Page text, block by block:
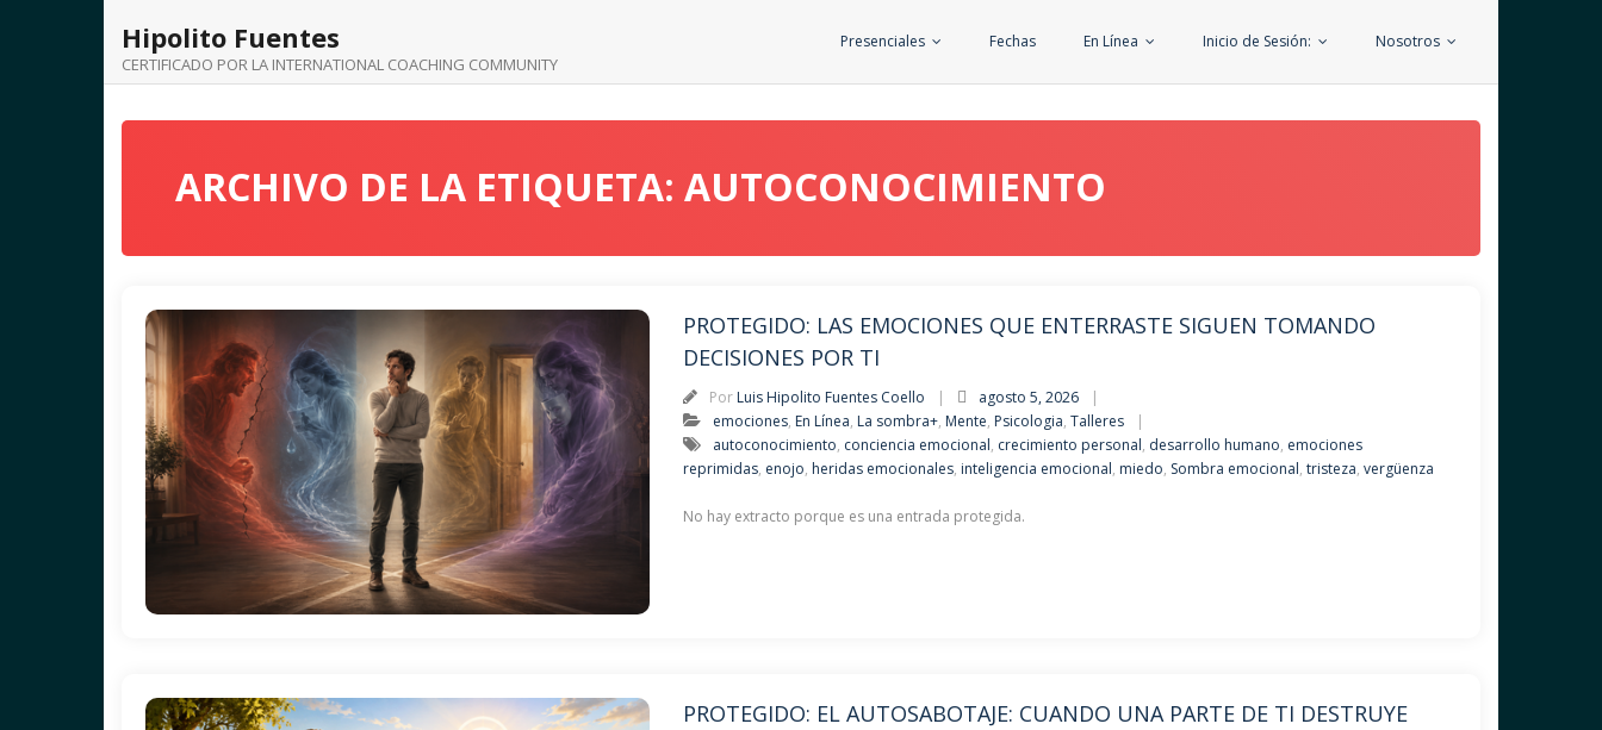
contenido
Hipolito Fuentes
CERTIFICADO POR LA INTERNATIONAL COACHING COMMUNITY
Presenciales Fechas En Línea Inicio de Sesión: Nosotros
ARCHIVO DE LA ETIQUETA: AUTOCONOCIMIENTO
PROTEGIDO: LAS EMOCIONES QUE ENTERRASTE SIGUEN TOMANDO
DECISIONES POR TI
Por Luis Hipolito Fuentes Coello
agosto 5, 2026
emociones, En Línea, La sombra+, Mente, Psicologia,Talleres
autoconocimiento, conciencia emocional, crecimiento personal, desarrollo humano, emociones
reprimidas, enojo, heridas emocionales, inteligencia emocional, miedo, Sombra emocional,tristeza,vergüenza
No hay extracto porque es una entrada protegida.
PROTEGIDO: EL AUTOSABOTAJE: CUANDO UNA PARTE DE TI DESTRUYE